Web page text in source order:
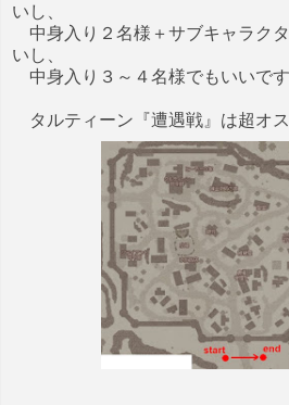
いし、
中身入り２名様＋サブキャラク
いし、
中身入り３～４名様でもいいです
タルティーン『遭遇戦』は超オス